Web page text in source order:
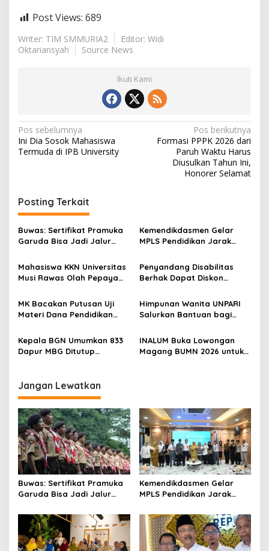
Post Views: 689
Writer: TIM SMMURIA2
Editor: Widi
Oktariansyah
Source News
Ikuti Kami
N
a
g
a
s
i
p
o
s
Pos sebelumnya
Ini Dia Sosok Mahasiswa
Termuda di IPB University
Pos berikutnya
Formasi PPPK 2026 dari
Paruh Waktu Harus
Diusulkan Tahun Ini,
Honorer Selamat
Posting Terkait
Buwas: Sertifikat Pramuka
Garuda Bisa Jadi Jalur
dan Perguruan Tinggi
Kemendikdasmen Gelar
MPLS Pendidikan Jarak
Kemandirian Belajar
Mahasiswa KKN Universitas
Musi Rawas Olah Pepaya
Jual Tinggi, Dorong UMKM
Desa Air Satan
Penyandang Disabilitas
Berhak Dapat Diskon
Biaya Sekolah dan Kuliah
MK Bacakan Putusan Uji
Materi Dana Pendidikan
Kemendikdasmen Tunggu
Implikasi Putusan
Himpunan Wanita UNPARI
Salurkan Bantuan bagi
Kanan SS
Kepala BGN Umumkan 833
Dapur MBG Ditutup
INALUM Buka Lowongan
Magang BUMN 2026 untuk
Jangan Lewatkan
Buwas: Sertifikat Pramuka
Garuda Bisa Jadi Jalur
dan Perguruan Tinggi
Kemendikdasmen Gelar
MPLS Pendidikan Jarak
Kemandirian Belajar